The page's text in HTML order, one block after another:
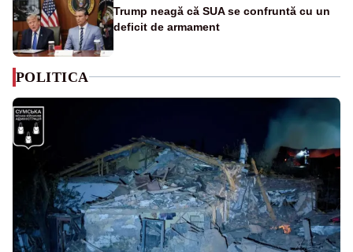
Trump neagă că SUA se confruntă cu un
deficit de armament
POLITICA